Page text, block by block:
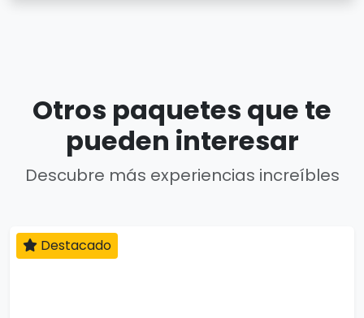
Otros paquetes que te
pueden interesar
Descubre más experiencias increíbles
Destacado